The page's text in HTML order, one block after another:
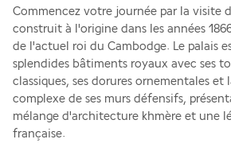
Commencez votre journée par la visite
construit à l'origine dans les années
de l'actuel roi du Cambodge. Le palais
splendides bâtiments royaux avec ses
classiques, ses dorures ornementales et
complexe de ses murs défensifs,
mélange d'architecture khmère et une
française.